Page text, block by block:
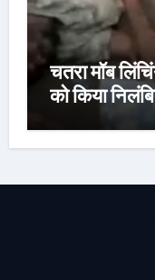
चतरा मॉब
को किया